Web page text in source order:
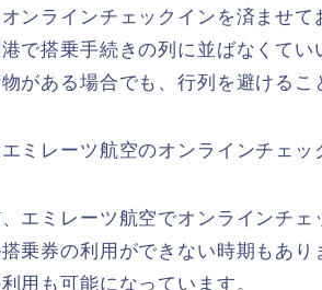
ンラインチェックインを済ませて
で搭乗手続きの列に並ばなくてい
がある場合でも、行列を避ける
ミレーツ航空のオンラインチェ
エミレーツ航空でオンラインチ
乗券の利用ができない時期もあ
用も可能になっています。